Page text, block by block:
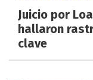
Juicio por
hallaron
clave